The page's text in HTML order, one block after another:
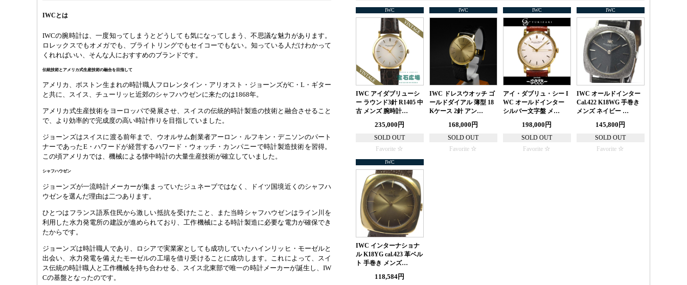
IWCとは
IWCの腕時計は、一度知ってしまうとどうしても気になってしまう、不思議な魅力があります。
ロレックスでもオメガでも、ブライトリングでもセイコーでもない。知っている人だけわかって
くれればいい、そんな人におすすめのブランドです。
伝統技術とアメリカ式生産技術の融合を目指して
アメリカ、ボストン生まれの時計職人フロレンタイン・アリオスト・ジョーンズがC・L・ギター
と共に、スイス、チューリッヒ近郊のシャフハウゼンに来たのは1868年。
アメリカ式生産技術をヨーロッパで発展させ、スイスの伝統的時計製造の技術と融合させること
で、より効率的で完成度の高い時計作りを目指していました。
ジョーンズはスイスに渡る前年まで、ウオルサム創業者アーロン・ルフキン・デニソンのパート
ナーであったE・ハワードが経営するハワード・ウォッチ・カンパニーで時計製造技術を習得。
この頃アメリカでは、機械による懐中時計の大量生産技術が確立していました。
シャフハウゼン
ジョーンズが一流時計メーカーが集まっていたジュネーブではなく、ドイツ国境近くのシャフハ
ウゼンを選んだ理由は二つあります。
ひとつはフランス語系住民から激しい抵抗を受けたこと、また当時シャフハウゼンはライン川を
利用した水力発電所の建設が進められており、工作機械による時計製造に必要な電力が確保でき
たからです。
ジョーンズは時計職人であり、ロシアで実業家としても成功していたハインリッヒ・モーゼルと
出会い、水力発電を備えたモーゼルの工場を借り受けることに成功します。これによって、スイ
ス伝統の時計職人と工作機械を持ち合わせる、スイス北東部で唯一の時計メーカーが誕生し、IW
Cの基盤となったのです。
IWC
IWC アイダブリューシ
ー ラウンド3針 R1405 中
古 メンズ 腕時計…
235,000円
SOLD OUT
Favorite
IWC
IWC ドレスウオッチ ゴ
ールドダイアル 薄型 18
Kケース 2針 アン…
168,000円
SOLD OUT
Favorite
IWC
アイ・ダブリュ・シー I
WC オールドインター
シルバー文字盤 メ…
198,000円
SOLD OUT
Favorite
IWC
IWC オールドインター
Cal.422 K18WG 手巻き
メンズ ネイビー …
145,800円
SOLD OUT
Favorite
IWC
IWC インターナショナ
ル K18YG cal.423 革ベル
ト 手巻き メンズ…
118,584円